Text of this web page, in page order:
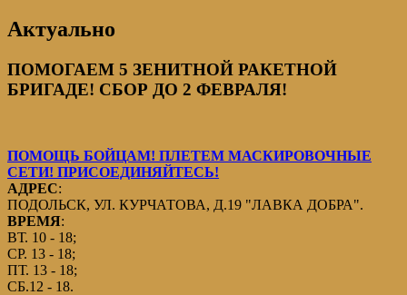
Актуально
ПОМОГАЕМ 5 ЗЕНИТНОЙ РАКЕТНОЙ
БРИГАДЕ! СБОР ДО 2 ФЕВРАЛЯ!
ПОМОЩЬ БОЙЦАМ! ПЛЕТЕМ МАСКИРОВОЧНЫЕ
СЕТИ! ПРИСОЕДИНЯЙТЕСЬ!
АДРЕС:
ПОДОЛЬСК, УЛ. КУРЧАТОВА, Д.19 "ЛАВКА ДОБРА".
ВРЕМЯ:
ВТ. 10 - 18;
СР. 13 - 18;
ПТ. 13 - 18;
СБ.12 - 18.